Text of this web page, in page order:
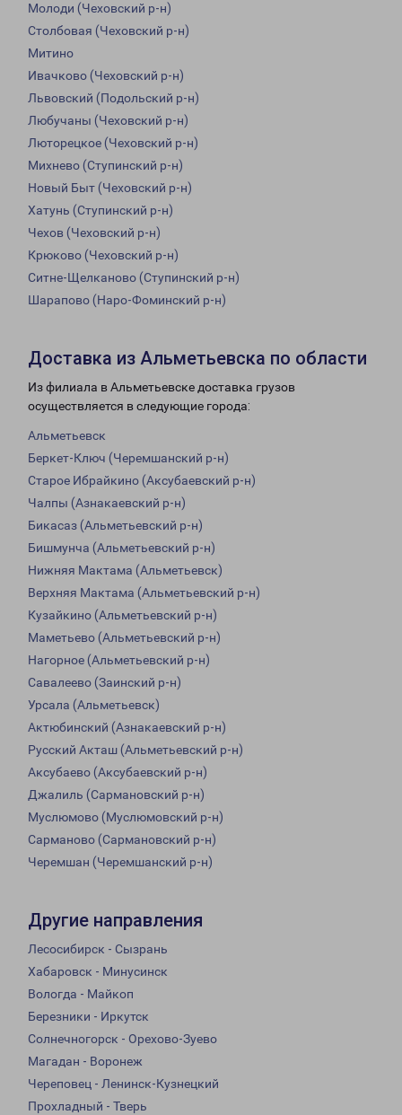
Молоди (Чеховский р-н)
Столбовая (Чеховский р-н)
Митино
Ивачково (Чеховский р-н)
Львовский (Подольский р-н)
Любучаны (Чеховский р-н)
Люторецкое (Чеховский р-н)
Михнево (Ступинский р-н)
Новый Быт (Чеховский р-н)
Хатунь (Ступинский р-н)
Чехов (Чеховский р-н)
Крюково (Чеховский р-н)
Ситне-Щелканово (Ступинский р-н)
Шарапово (Наро-Фоминский р-н)
Доставка из Альметьевска по области
Из филиала в Альметьевске доставка грузов
осуществляется в следующие города:
Альметьевск
Беркет-Ключ (Черемшанский р-н)
Старое Ибрайкино (Аксубаевский р-н)
Чалпы (Азнакаевский р-н)
Бикасаз (Альметьевский р-н)
Бишмунча (Альметьевский р-н)
Нижняя Мактама (Альметьевск)
Верхняя Мактама (Альметьевский р-н)
Кузайкино (Альметьевский р-н)
Маметьево (Альметьевский р-н)
Нагорное (Альметьевский р-н)
Савалеево (Заинский р-н)
Урсала (Альметьевск)
Актюбинский (Азнакаевский р-н)
Русский Акташ (Альметьевский р-н)
Аксубаево (Аксубаевский р-н)
Джалиль (Сармановский р-н)
Муслюмово (Муслюмовский р-н)
Сарманово (Сармановский р-н)
Черемшан (Черемшанский р-н)
Другие направления
Лесосибирск - Сызрань
Хабаровск - Минусинск
Вологда - Майкоп
Березники - Иркутск
Солнечногорск - Орехово-Зуево
Магадан - Воронеж
Череповец - Ленинск-Кузнецкий
Прохладный - Тверь